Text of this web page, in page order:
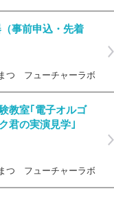
事前申込・先着
つ フューチャーラボ
教室｢電子オルゴ
君の実演見学｣
つ フューチャーラボ